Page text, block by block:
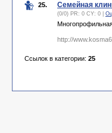
25. Семейная
(0/0) PR: 0 CY: 0 |
http://
Ссылок в категории: 25